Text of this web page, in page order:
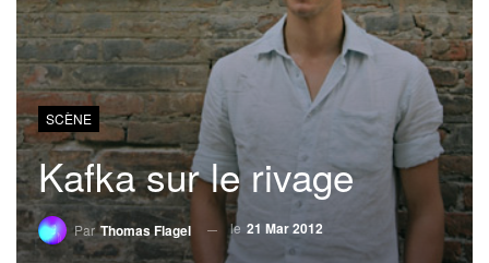
SCÈNE
Kafka sur le rivage
ParThomas Flagel le 21 Mar 2012